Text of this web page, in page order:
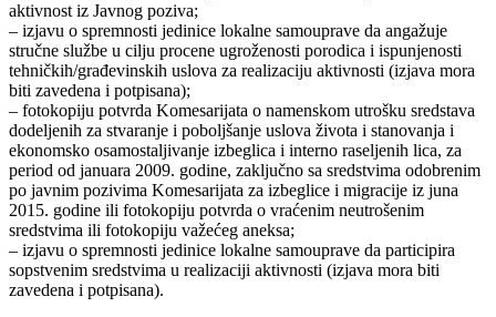
aktivnost iz Javnog poziva;
– izjavu o spremnosti jedinice lokalne samouprave da angažuje
stručne službe u cilju procene ugroženosti porodica i ispunjenosti
tehničkih/građevinskih uslova za realizaciju aktivnosti (izjava mora
biti zavedena i potpisana);
– fotokopiju potvrda Komesarijata o namenskom utrošku sredstava
dodeljenih za stvaranje i poboljšanje uslova života i stanovanja i
ekonomsko osamostaljivanje izbeglica i interno raseljenih lica, za
period od januara 2009. godine, zaključno sa sredstvima odobrenim
po javnim pozivima Komesarijata za izbeglice i migracije iz juna
2015. godine ili fotokopiju potvrda o vraćenim neutrošenim
sredstvima ili fotokopiju važećeg aneksa;
– izjavu o spremnosti jedinice lokalne samouprave da participira
sopstvenim sredstvima u realizaciji aktivnosti (izjava mora biti
zavedena i potpisana).